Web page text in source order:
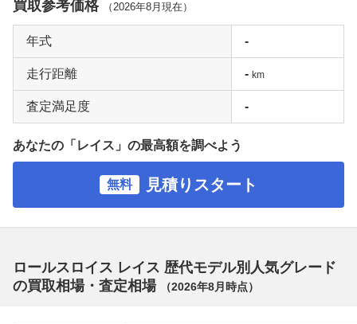
買取参考価格 （ 2026年8月 現在）
年式 -
走行距離 - km
査定満足度 -
あなたの「レイス」の最高額を調べよう
無料 見積りスタート
ロールスロイス レイス 歴代モデル別人気グレード
の買取相場・査定相場
（2026年8月 時点）